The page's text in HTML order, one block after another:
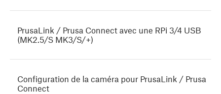
PrusaLink / Prusa Connect avec une RPi 3/4 USB
(MK2.5/S MK3/S/+)
Configuration de la caméra pour PrusaLink / Prusa
Connect